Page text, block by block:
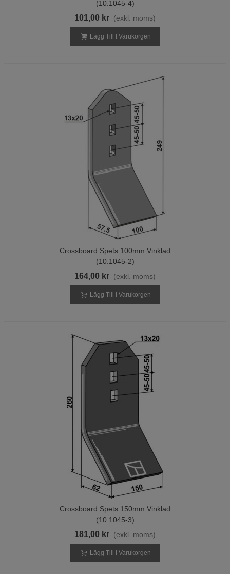
(10.1045-4)
101,00 kr (exkl. moms)
Lägg Till I Varukorgen
Crossboard Spets 100mm Vinklad
(10.1045-2)
164,00 kr (exkl. moms)
Lägg Till I Varukorgen
Crossboard Spets 150mm Vinklad
(10.1045-3)
181,00 kr (exkl. moms)
Lägg Till I Varukorgen